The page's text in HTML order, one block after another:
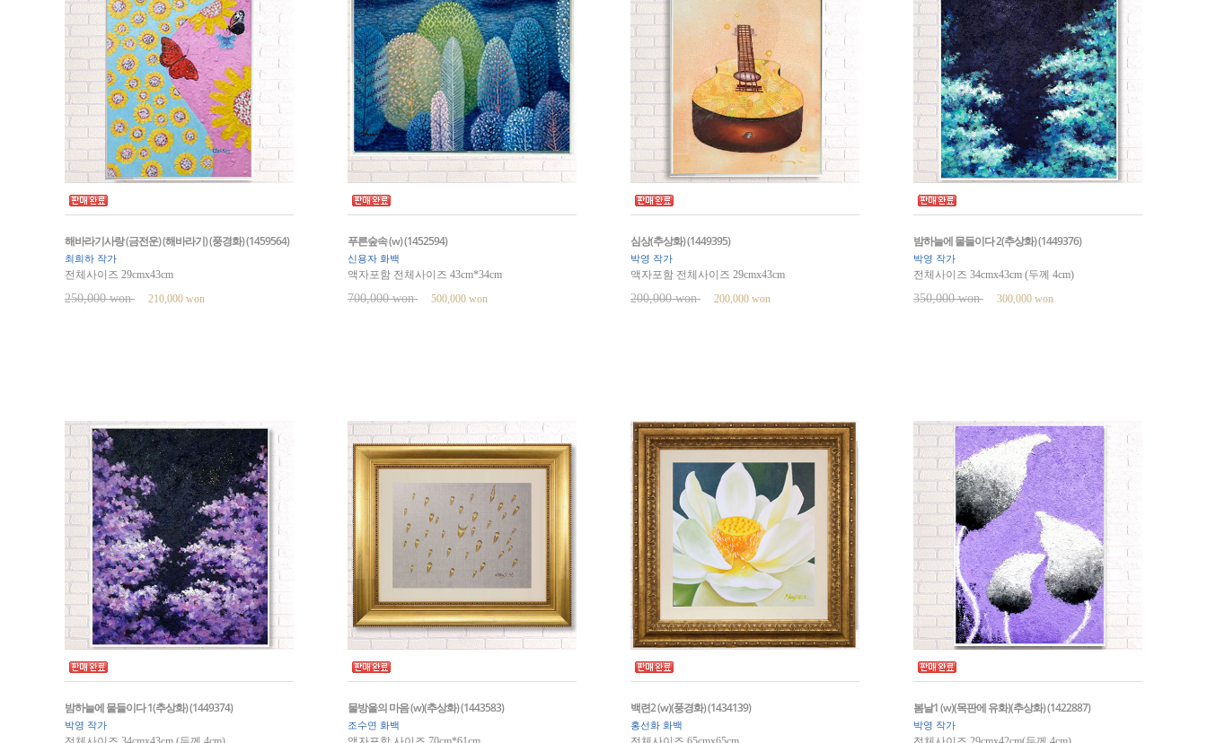
해바라기사랑 (금전운) (해바라기) (풍경화) (1459564)
최희하 작가
전체사이즈 29cmx43cm
250,000 won 210,000 won
푸른숲속 (w) (1452594)
신용자 화백
액자포함 전체사이즈 43cm*34cm
700,000 won 500,000 won
심상(추상화) (1449395)
박영 작가
액자포함 전체사이즈 29cmx43cm
200,000 won 200,000 won
밤하늘에 물들이다 2(추상화) (1449376)
박영 작가
전체사이즈 34cmx43cm (두께 4cm)
350,000 won 300,000 won
밤하늘에 물들이다 1(추상화) (1449374)
박영 작가
물방울의 마음 (w)(추상화) (1443583)
조수연 화백
백련2 (w)(풍경화) (1434139)
홍선화 화백
봄날1 (w)(목판에 유화)(추상화) (1422887)
박영 작가